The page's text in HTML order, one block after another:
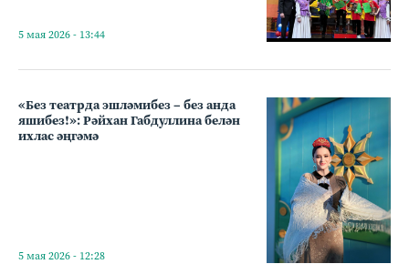
5 мая 2026 - 13:44
«Без театрда эшләмибез – без анда
яшибез!»: Рәйхан Габдуллина белән
ихлас әңгәмә
5 мая 2026 - 12:28